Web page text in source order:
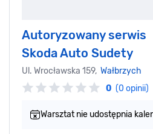
Autoryzowany serwis
Skoda Auto Sudety
Ul. Wrocławska 159, Wałbrzych
0 (0 opinii)
Warsztat nie udostępnia